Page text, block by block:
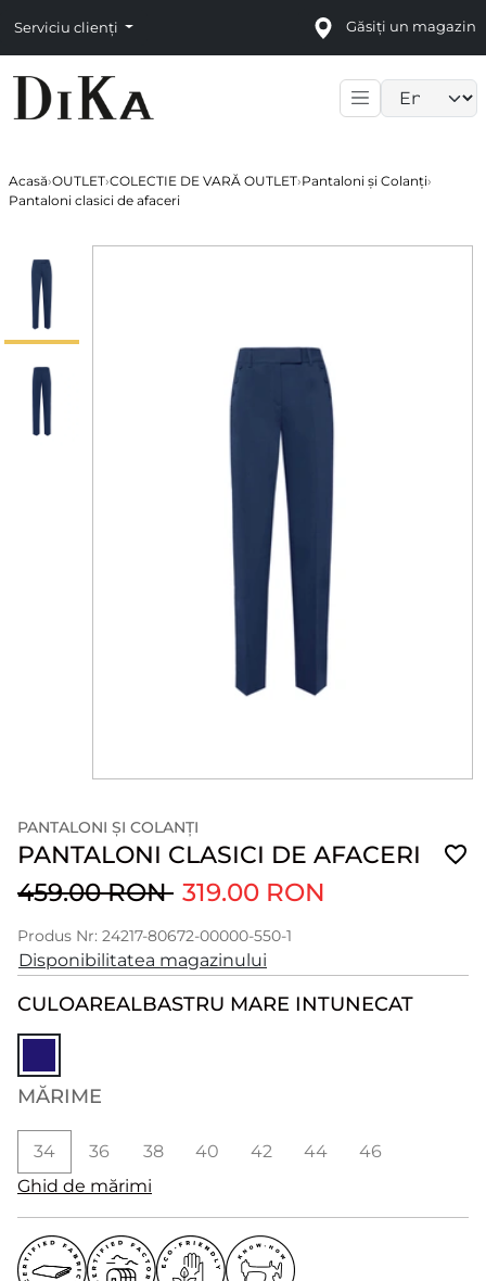
Serviciu clienți Găsiți un magazin
Acasă›OUTLET›COLECTIE DE VARĂ OUTLET›Pantaloni și Colanți›
Pantaloni clasici de afaceri
PANTALONI ȘI COLANȚI
PANTALONI CLASICI DE AFACERI
459.00 RON 319.00 RON
Produs Nr: 24217-80672-00000-550-1
Disponibilitatea magazinului
CULOAREALBASTRU MARE INTUNECAT
MĂRIME
34 36 38 40 42 44
46
Ghid de mărimi